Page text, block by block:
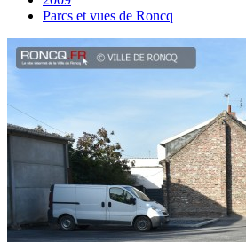
Parcs et vues de Roncq